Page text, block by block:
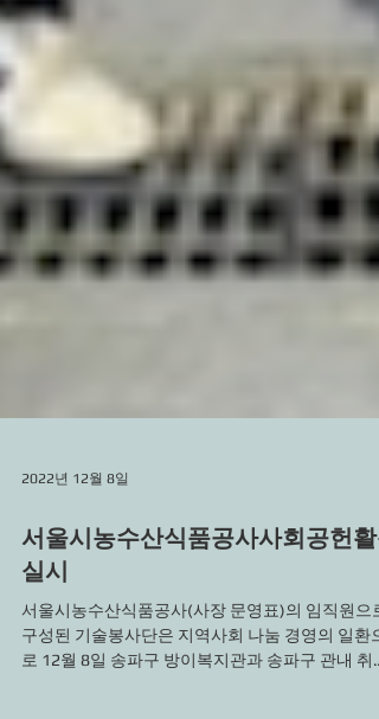
2022년 12월 8일
서울시농수산식품공사사회공헌활
실시